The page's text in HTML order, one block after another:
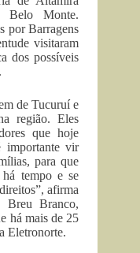
Belo Monte.
por Barragens
visitaram
dos possíveis
de Tucuruí e
região. Eles
que hoje
importante vir
para que
tempo e se
afirma
Branco,
há mais de 25
Eletronorte.